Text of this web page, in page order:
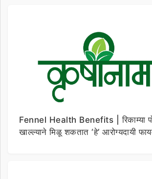
Fennel Health Benefits | रिकाम्या
खाल्ल्याने मिळू शकतात ‘हे’ आरोग्यदायी